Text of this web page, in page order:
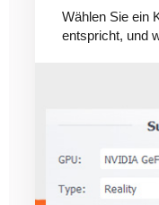
Wählen Sie ein
entspricht, und